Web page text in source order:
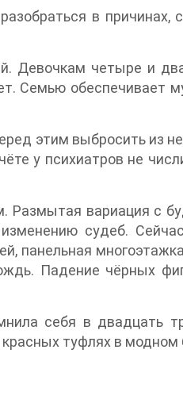
в причинах,
Девочкам четыре и
Семью обеспечивает
этим выбросить из
у психиатров не
Размытая вариация с
изменению судеб.
панельная
Падение чёрных
себя в двадцать
туфлях в модном